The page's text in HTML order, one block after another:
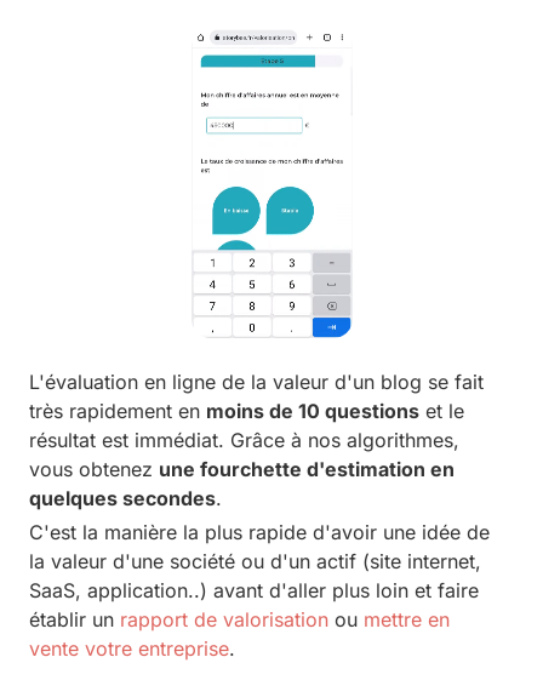
L'évaluation en ligne de la valeur d'un blog se fait
très rapidement en moins de 10 questions et le
résultat est immédiat. Grâce à nos algorithmes,
vous obtenez une fourchette d'estimation en
quelques secondes.
C'est la manière la plus rapide d'avoir une idée de
la valeur d'une société ou d'un actif (site internet,
SaaS, application..) avant d'aller plus loin et faire
établir un rapport de valorisation ou mettre en
vente votre entreprise.